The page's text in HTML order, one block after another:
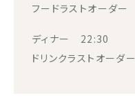
フードラストオーダー
ディナー 22:30
ドリンクラストオーダー